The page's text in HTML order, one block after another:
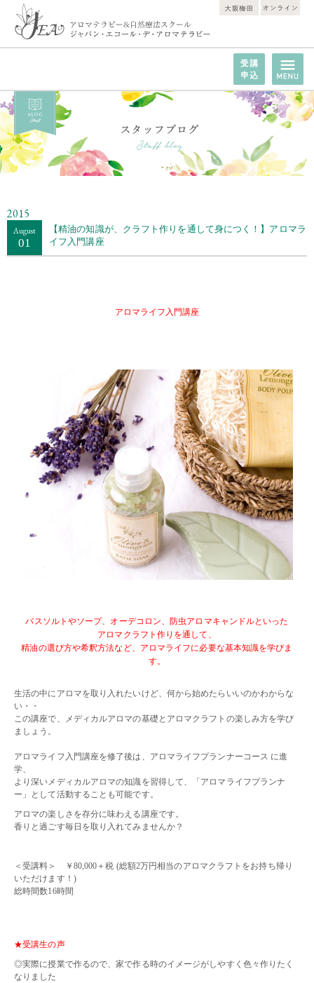
2015
August
01
【精油の知識が、クラフト作りを通して身につく！】アロマラ
イフ入門講座
アロマライフ入門講座
バスソルトやソープ、オーデコロン、防虫アロマキャンドルといった
アロマクラフト作りを通して、
精油の選び方や希釈方法など、アロマライフに必要な基本知識を学びま
す。
生活の中にアロマを取り入れたいけど、何から始めたらいいのかわからな
い・・
この講座で、メディカルアロマの基礎とアロマクラフトの楽しみ方を学び
ましょう。
アロマライフ入門講座を修了後は、アロマライフプランナーコース に進
学、
より深いメディカルアロマの知識を習得して、「 アロマライフプランナ
ー 」として活動することも可能です。
アロマの楽しさを存分に味わえる講座です。
香りと過ごす毎日を取り入れてみませんか？
＜受講料＞ ￥80,000＋税 (総額2万円相当のアロマクラフトをお持ち帰り
いただけます！)
総時間数16時間
★受講生の声
◎実際に授業で作るので、家で作る時のイメージがしやすく色々作りたく
なりました